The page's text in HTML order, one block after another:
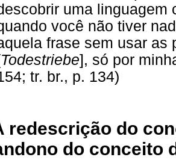
uma linguagem
você não tiver
frase sem usar as
Todestriebe], só por
tr. br., p. 134)
redescrição do
do conceito